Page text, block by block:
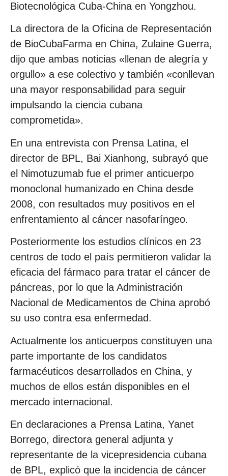
Biotecnológica Cuba-China en Yongzhou.
La directora de la Oficina de Representación
de BioCubaFarma en China, Zulaine Guerra,
dijo que ambas noticias «llenan de alegría y
orgullo» a ese colectivo y también «conllevan
una mayor responsabilidad para seguir
impulsando la ciencia cubana
comprometida».
En una entrevista con Prensa Latina, el
director de BPL, Bai Xianhong, subrayó que
el Nimotuzumab fue el primer anticuerpo
monoclonal humanizado en China desde
2008, con resultados muy positivos en el
enfrentamiento al cáncer nasofaríngeo.
Posteriormente los estudios clínicos en 23
centros de todo el país permitieron validar la
eficacia del fármaco para tratar el cáncer de
páncreas, por lo que la Administración
Nacional de Medicamentos de China aprobó
su uso contra esa enfermedad.
Actualmente los anticuerpos constituyen una
parte importante de los candidatos
farmacéuticos desarrollados en China, y
muchos de ellos están disponibles en el
mercado internacional.
En declaraciones a Prensa Latina, Yanet
Borrego, directora general adjunta y
representante de la vicepresidencia cubana
de BPL, explicó que la incidencia de cáncer